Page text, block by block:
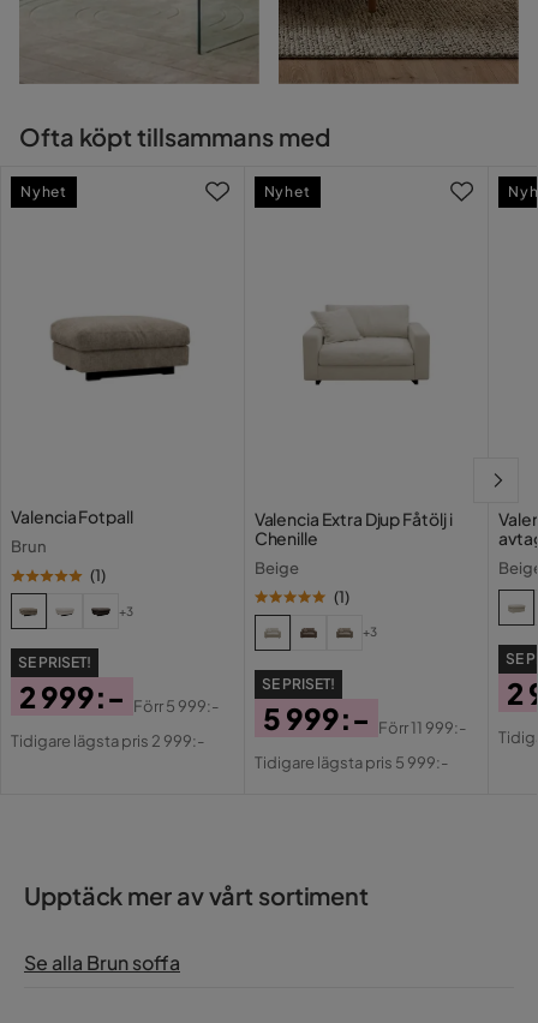
Ofta köpt tillsammans med
Valencia Fotpall
Brun
(1)
+3
SE PRISET!
Pris
2 999:-
Original
Förr5 999:-
Tidigare lägsta pris 2 999:-
Nyhet
Valencia Extra Djup Fåtölj i
Chenille
Beige
(1)
+3
SE PRISET!
Pris
5 999:-
Original
Förr11 999:-
Tidigare lägsta pris 5 999:-
Nyhet
SE
2
Upptäck mer av vårt sortiment
Se alla Brun soffa